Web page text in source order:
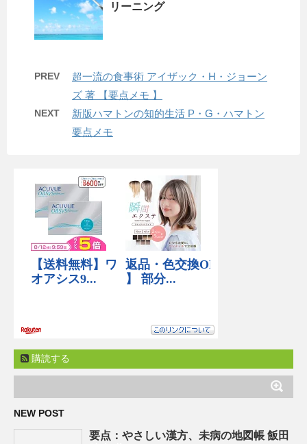
リーニング
PREV
超一流の食事術 アイザック・H・ジョーン
ズ 著 【要点メモ 】
NEXT
新版ハマトンの知的生活 P・G・ハマトン
要点メモ
購読する
NEW POST
要点：やさしい漢方、未病の地図帳 飯田